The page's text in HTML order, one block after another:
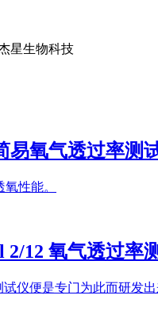
星生物科技
易氧气透过率测
性能。
12 氧气透过率
仪便是专门为此而研发